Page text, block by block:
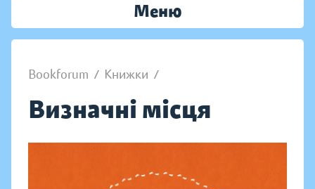
Меню
Bookforum / Книжки /
Визначні місця